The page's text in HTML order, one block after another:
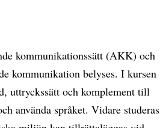
kommunikationssätt (AKK) och
kommunikation belyses. I kursen
uttryckssätt och komplement till
använda språket. Vidare studeras